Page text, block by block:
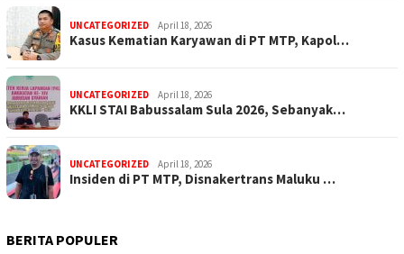
UNCATEGORIZED April 18, 2026
Kasus Kematian Karyawan di PT MTP, Kapol…
UNCATEGORIZED April 18, 2026
KKLI STAI Babussalam Sula 2026, Sebanyak…
UNCATEGORIZED April 18, 2026
Insiden di PT MTP, Disnakertrans Maluku …
BERITA POPULER